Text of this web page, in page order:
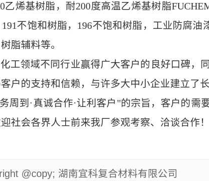
烯基树脂，耐200度高温乙烯基树脂
不饱和树脂， 196不饱和树脂，工业 防腐油
脂辅料等。
工领域不同行业赢得广大客户的良好口碑，
户的支持和信赖，与许多大中小企业建立了长
周到·真诚合作·让利客户"的宗旨，客户的需
社会各界人士前来我厂参观考察、洽谈合作！
@copy; 湖南宜科复合材料有限公司